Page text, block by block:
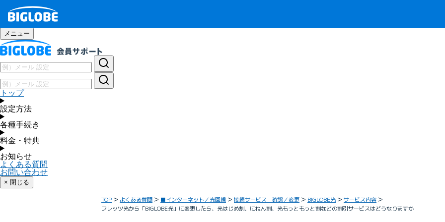
メニュー
トップ
設定方法
各種手続き
料金・特典
お知らせ
よくある質問
お問い合わせ
× 閉じる
TOP よくある質問 ■インターネット／光回線 接続サービス 確認／変更 BIGLOBE光
サービス内容
フレッツ光から「BIGLOBE光」に変更したら、光はじめ割、にねん割、光もっともっと割などの割引サービスはどうなりますか